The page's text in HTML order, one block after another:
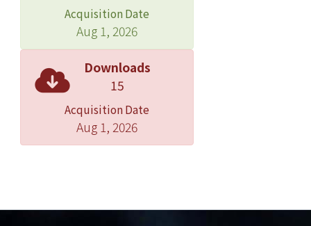
Acquisition Date
Aug 1, 2026
Downloads
15
Acquisition Date
Aug 1, 2026